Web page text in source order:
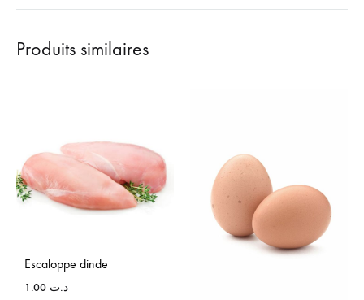
Produits similaires
Escaloppe dinde
د.ت